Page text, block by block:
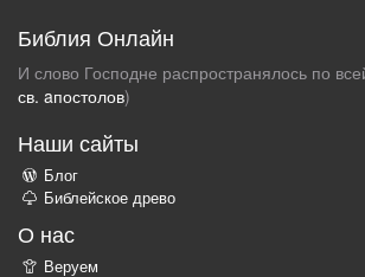
Библия Онлайн
И слово Господне распространялось по
св. aпостолов)
Наши сайты
Блог
Библейское древо
О нас
Веруем